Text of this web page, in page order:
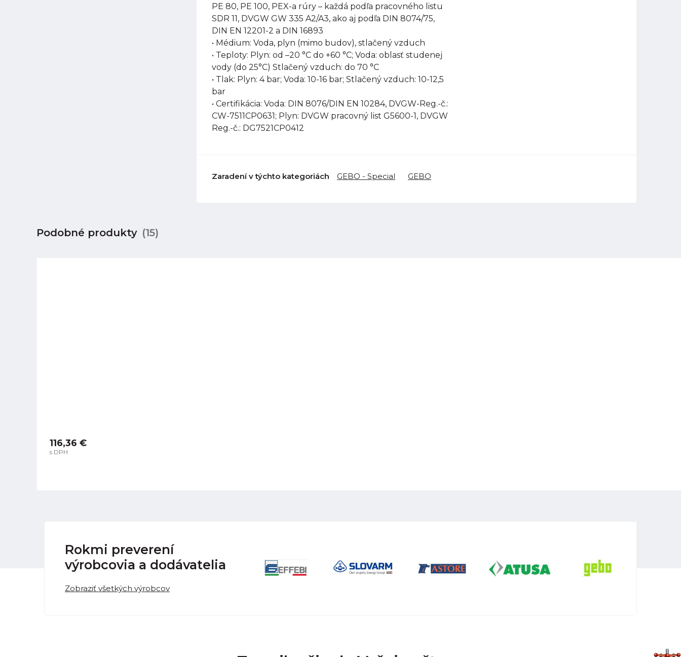
PE 80, PE 100, PEX-a rúry – každá podľa pracovného listu
SDR 11, DVGW GW 335 A2/A3, ako aj podľa DIN 8074/75,
DIN EN 12201-2 a DIN 16893
• Médium: Voda, plyn (mimo budov), stlačený vzduch
• Teploty: Plyn: od –20 °C do +60 °C; Voda: oblasť studenej
vody (do 25°C) Stlačený vzduch: do 70 °C
• Tlak: Plyn: 4 bar; Voda: 10-16 bar; Stlačený vzduch: 10-12,5
bar
• Certifikácia: Voda: DIN 8076/DIN EN 10284, DVGW-Reg.-č.:
CW-7511CP0631; Plyn: DVGW pracovný list G5600-1, DVGW
Reg.-č.: DG7521CP0412
Zaradení v týchto kategoriách GEBO - Special GEBO
Podobné produkty (15)
116,36 €
s DPH
Rokmi preverení
výrobcovia a dodávatelia
Zobraziť všetkých výrobcov